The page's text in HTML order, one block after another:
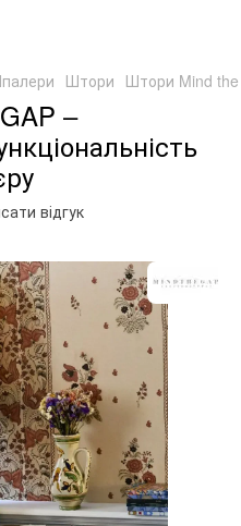
Штори Штори Mind
–
відгук